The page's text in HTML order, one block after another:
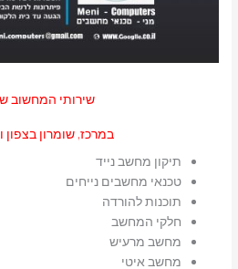
שירותי המחשוב
במרכז, שומרון בצפון
תיקון מחשב נייד
טכנאי מחשבים נייחים
תוכנות להורדה
חלקי המחשב
מחשב מרעיש
מחשב איטי